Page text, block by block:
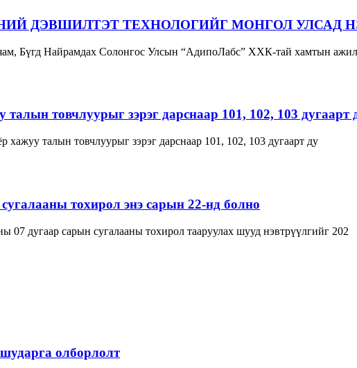
ДЭВШИЛТЭТ ТЕХНОЛОГИЙГ МОНГОЛ УЛСАД
Бүгд Найрамдах Солонгос Улсын “АдипоЛабс” ХХК-тай хамтын
талын товчлуурыг зэрэг дарснаар 101, 102, 103
хажуу талын товчлуурыг зэрэг дарснаар 101, 102, 103 дугаарт ду
тохирол энэ сарын 22-нд болно
дугаар сарын сугалааны тохирол тааруулах шууд нэвтрүүлгийг 202
олборлолт